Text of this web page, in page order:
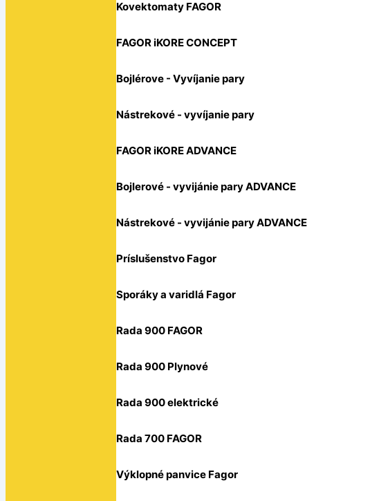
Kovektomaty FAGOR
FAGOR iKORE CONCEPT
Bojlérove - Vyvíjanie pary
Nástrekové - vyvíjanie pary
FAGOR iKORE ADVANCE
Bojlerové - vyvijánie pary ADVANCE
Nástrekové - vyvijánie pary ADVANCE
Príslušenstvo Fagor
Sporáky a varidlá Fagor
Rada 900 FAGOR
Rada 900 Plynové
Rada 900 elektrické
Rada 700 FAGOR
Výklopné panvice Fagor